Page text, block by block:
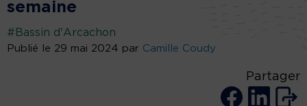
semaine
#Bassin d'Arcachon
Publié le 29 mai 2024 par Camille Coudy
Partager